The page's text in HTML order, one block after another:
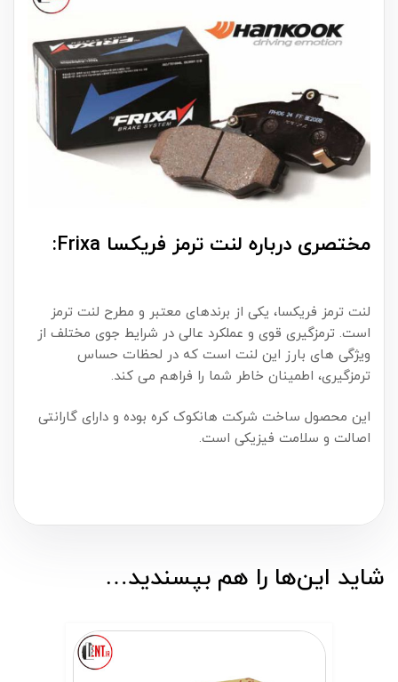
مختصری درباره لنت ترمز فریکسا Frixa:
لنت ترمز فریکسا، یکی از برندهای معتبر و مطرح لنت ترمز
است. ترمزگیری قوی و عملکرد عالی در شرایط جوی مختلف از
ویژگی های بارز این لنت است که در لحظات حساس
ترمزگیری، اطمینان خاطر شما را فراهم می کند.
این محصول ساخت شرکت هانکوک کره بوده و دارای گارانتی
اصالت و سلامت فیزیکی است.
شاید این‌ها را هم بپسندید…